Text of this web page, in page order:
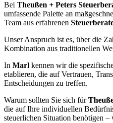
Bei Theußen + Peters
umfassende Palette an
Team aus erfahrenen
Unser Anspruch ist es, über die
Kombination aus traditionellen
In Marl kennen wir die
etablieren, die auf Vertrauen,
Entscheidungen zu treffen.
Warum sollten Sie sich für
die auf Ihre individuellen
steuerlichen Situation benötigen